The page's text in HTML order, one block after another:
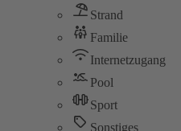
Strand
Familie
Internetzugang
Pool
Sport
Sonstiges